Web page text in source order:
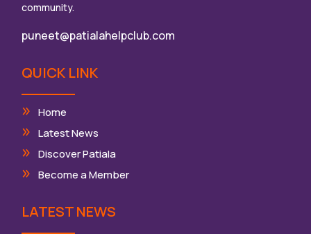
community.
puneet@patialahelpclub.com
QUICK LINK
Home
Latest News
Discover Patiala
Become a Member
LATEST NEWS